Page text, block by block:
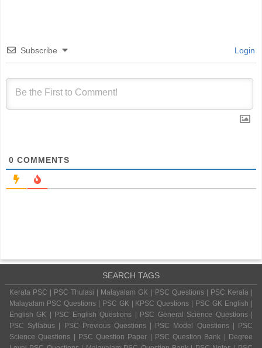
Subscribe Login
0 COMMENTS
SEARCH TAGS
Kerala PSC | PSC Thulasi | Malayalam GK | PSC Questions | PSC Kerala |
Malayalam PSC Questions | PSC GK | KPSC Questions | PSC GK English |
English GK | PSC English Questions | PSC General Science Questions |
PSC Syllabus | PSC Previous Questions | PSC Model Questions | PSC
Science Questions | PSC Question Paper | PSC Question Bank | Degree